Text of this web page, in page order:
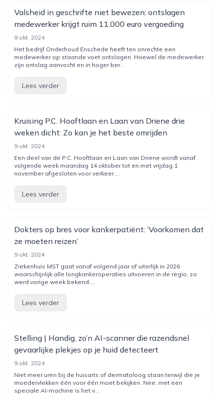
Valsheid in geschrifte niet bewezen: ontslagen
medewerker krijgt ruim 11.000 euro vergoeding
9 okt. 2024
Het bedrijf Onderhoud Enschede heeft ten onrechte een
medewerker op staande voet ontslagen. Hoewel de medewerker
zijn ontslag aanvocht en in hoger ber...
Lees verder
Kruising P.C. Hooftlaan en Laan van Driene drie
weken dicht: Zo kan je het beste omrijden
9 okt. 2024
Een deel van de P.C. Hooftlaan en Laan van Driene wordt vanaf
volgende week maandag 14 oktober tot en met vrijdag 1
november afgesloten voor verkeer....
Lees verder
Dokters op bres voor kankerpatiënt: ‘Voorkomen dat
ze moeten reizen’
9 okt. 2024
Ziekenhuis MST gaat vanaf volgend jaar of uiterlijk in 2026
waarschijnlijk alle longkankeroperaties uitvoeren in de regio, zo
werd vorige week bekend....
Lees verder
Stelling | Handig, zo’n AI-scanner die razendsnel
gevaarlijke plekjes op je huid detecteert
9 okt. 2024
Niet meer uren bij de huisarts of dermatoloog staan terwijl die je
moedervlekken één voor één moet bekijken. Nee, met een
speciale AI-machine is het v...